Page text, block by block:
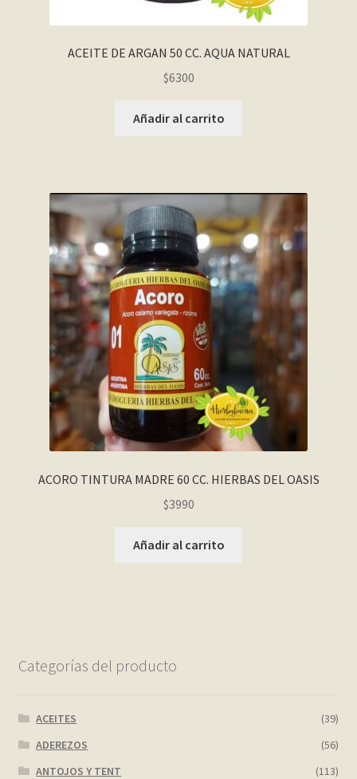
ACEITE DE ARGAN 50 CC. AQUA NATURAL
$6300
Añadir al carrito
ACORO TINTURA MADRE 60 CC. HIERBAS DEL OASIS
$3990
Añadir al carrito
Categorías del producto
ACEITES
(39)
ADEREZOS
(56)
ANTOJOS Y TENT
(113)